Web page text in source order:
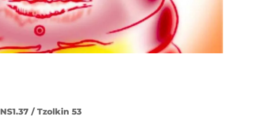
NS1.37 / Tzolkin 53